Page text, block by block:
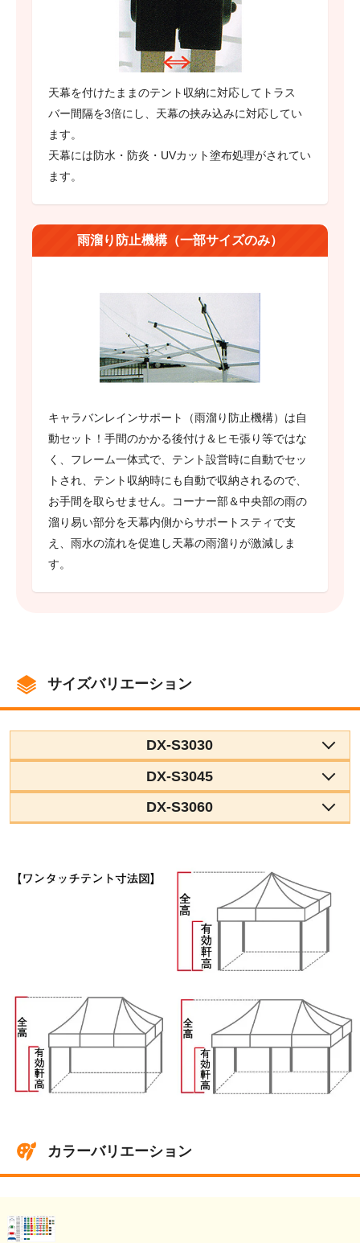
天幕を付けたままのテント収納に対応してトラス
バー間隔を3倍にし、天幕の挟み込みに対応してい
ます。
天幕には防水・防炎・UVカット塗布処理がされてい
ます。
雨溜り防止機構（一部サイズのみ）
キャラバンレインサポート（雨溜り防止機構）は自
動セット！手間のかかる後付け＆ヒモ張り等ではな
く、フレーム一体式で、テント設営時に自動でセッ
トされ、テント収納時にも自動で収納されるので、
お手間を取らせません。コーナー部＆中央部の雨の
溜り易い部分を天幕内側からサポートスティで支
え、雨水の流れを促進し天幕の雨溜りが激減しま
す。
サイズバリエーション
DX-S3030
DX-S3045
DX-S3060
カラーバリエーション